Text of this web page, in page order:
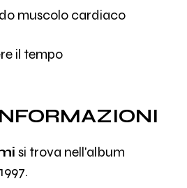
muscolo cardiaco
il tempo
si trova nell'album